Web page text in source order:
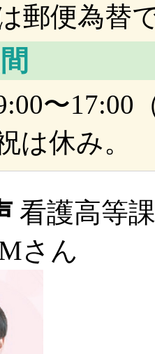
郵便為替
〜17:00
は休み。
看護高等
さん